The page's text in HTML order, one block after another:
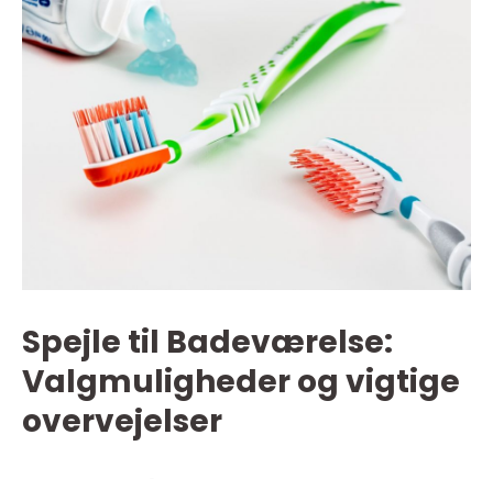
Spejle til Badeværelse:
Valgmuligheder og vigtige
overvejelser